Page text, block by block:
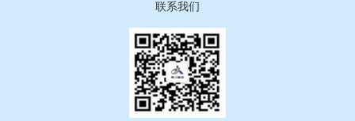
联系我们